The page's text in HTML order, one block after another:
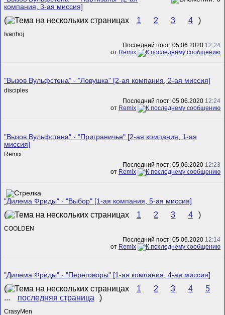
компания, 3-ая миссия]
( 1 2 3 4 )
Ivanhoj
Последний пост: 05.06.2020 12:24
от Remix
"Вызов Вульфстена" - "Ловушка" [2-ая компания, 2-ая миссия]
disciples
Последний пост: 05.06.2020 12:24
от Remix
"Вызов Вульфстена" - "Приграничье" [2-ая компания, 1-ая
миссия]
Remix
Последний пост: 05.06.2020 12:23
от Remix
"Дилема Фриды" - "Выбор" [1-ая компания, 5-ая миссия]
( 1 2 3 4 )
COOLDEN
Последний пост: 05.06.2020 12:14
от Remix
"Дилема Фриды" - "Переговоры" [1-ая компания, 4-ая миссия]
( 1 2 3 4
5
...
последняя страница )
CrasyMen